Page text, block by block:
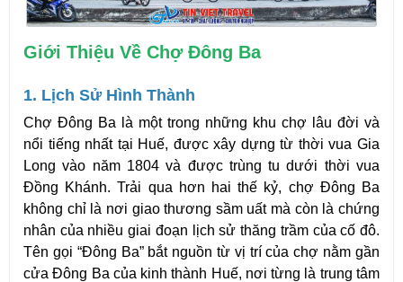
Giới Thiệu Về Chợ Đông Ba
1. Lịch Sử Hình Thành
Chợ Đông Ba là một trong những khu chợ lâu đời và
nổi tiếng nhất tại Huế, được xây dựng từ thời vua Gia
Long vào năm 1804 và được trùng tu dưới thời vua
Đồng Khánh. Trải qua hơn hai thế kỷ, chợ Đông Ba
không chỉ là nơi giao thương sầm uất mà còn là chứng
nhân của nhiều giai đoạn lịch sử thăng trầm của cố đô.
Tên gọi “Đông Ba” bắt nguồn từ vị trí của chợ nằm gần
cửa Đông Ba của kinh thành Huế, nơi từng là trung tâm